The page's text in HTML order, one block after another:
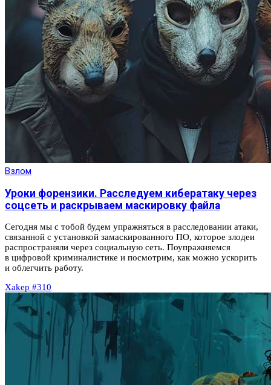
Взлом
Уроки форензики. Расследуем кибератаку через
соцсеть и раскрываем маскировку файла
Сегодня мы с тобой будем упражняться в расследовании атаки,
связанной с установкой замаскированного ПО, которое злодеи
распространяли через социальную сеть. Поупражняемся
в цифровой криминалистике и посмотрим, как можно ускорить
и облегчить работу.
Xakep #310